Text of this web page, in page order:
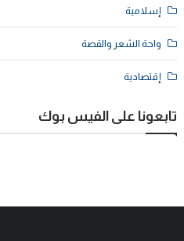
إسلامية
واحة الشعر والقصة
إقتصادية
تابعونا على الفيس بوك